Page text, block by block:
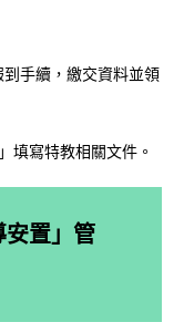
到手續，繳交資料並領
填寫特教相關文件。
置」管